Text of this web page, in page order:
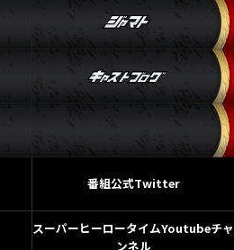
番組公式Twitter
スーパーヒーロータイムYoutubeチャ
ンネル